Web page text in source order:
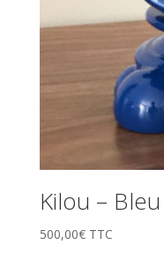
Kilou – Bleu
500,00€ TTC